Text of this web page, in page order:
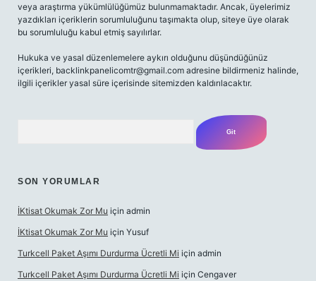
veya araştırma yükümlülüğümüz bulunmamaktadır. Ancak, üyelerimiz
yazdıkları içeriklerin sorumluluğunu taşımakta olup, siteye üye olarak
bu sorumluluğu kabul etmiş sayılırlar.
Hukuka ve yasal düzenlemelere aykırı olduğunu düşündüğünüz
içerikleri, backlinkpanelicomtr@gmail.com adresine bildirmeniz halinde,
ilgili içerikler yasal süre içerisinde sitemizden kaldırılacaktır.
SON YORUMLAR
İKtisat Okumak Zor Mu için admin
İKtisat Okumak Zor Mu için Yusuf
Turkcell Paket Aşımı Durdurma Ücretli Mi için admin
Turkcell Paket Aşımı Durdurma Ücretli Mi için Cengaver